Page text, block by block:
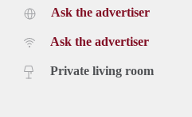
Ask the advertiser
Ask the advertiser
Private living room